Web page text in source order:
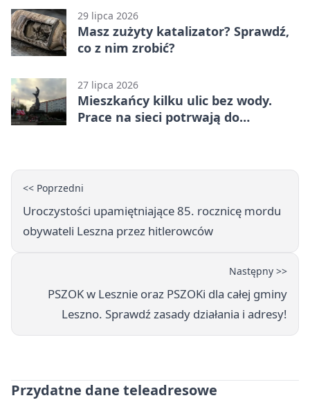
29 lipca 2026
Masz zużyty katalizator? Sprawdź,
co z nim zrobić?
27 lipca 2026
Mieszkańcy kilku ulic bez wody.
Prace na sieci potrwają do
<< Poprzedni
Uroczystości upamiętniające 85. rocznicę mordu
obywateli Leszna przez hitlerowców
Następny >>
PSZOK w Lesznie oraz PSZOKi dla całej gminy
Leszno. Sprawdź zasady działania i adresy!
Przydatne dane teleadresowe